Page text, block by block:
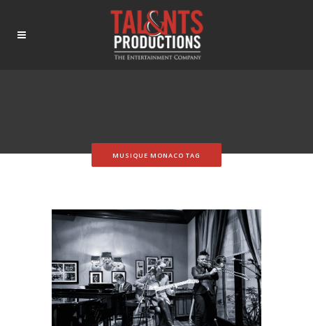
MUSIQUE MONACO TAG